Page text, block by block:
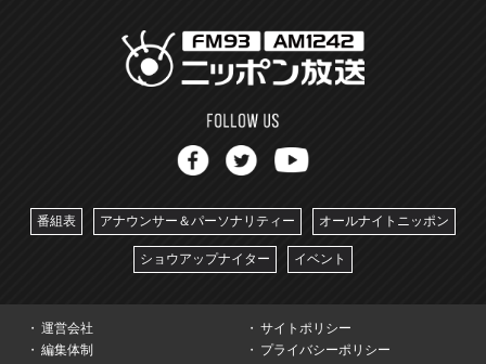
番組表 アナウンサー＆パーソナリティー オールナイトニッポン
ショウアップナイター イベント
運営会社
サイトポリシー
編集体制
プライバシーポリシー